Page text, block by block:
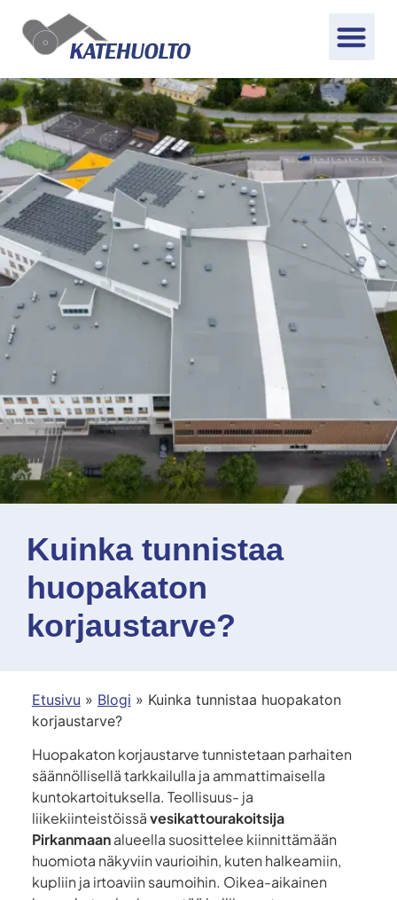
Kuinka tunnistaa
huopakaton
korjaustarve?
Etusivu » Blogi » Kuinka tunnistaa huopakaton
korjaustarve?
Huopakaton korjaustarve tunnistetaan parhaiten
säännöllisellä tarkkailulla ja ammattimaisella
kuntokartoituksella. Teollisuus- ja
liikekiinteistöissävesikattourakoitsija
Pirkanmaanalueella suosittelee kiinnittämään
huomiota näkyviin vaurioihin, kuten halkeamiin,
kupliin ja irtoaviin saumoihin. Oikea-aikainen